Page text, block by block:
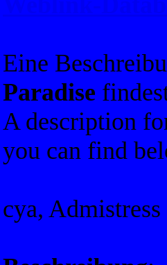
Eine
Paradise
A description
you can find
cya,